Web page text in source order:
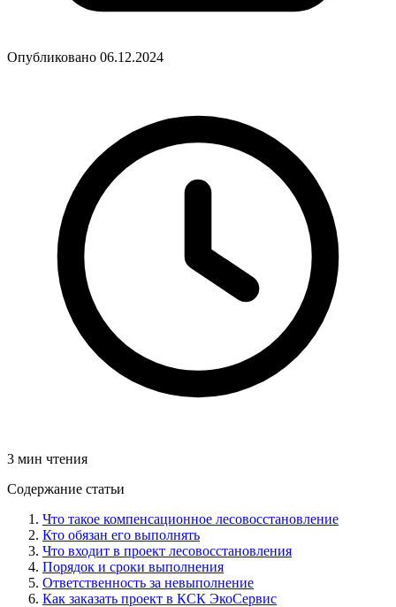
Опубликовано 06.12.2024
3 мин чтения
Содержание статьи
Что такое компенсационное лесовосстановление
Кто обязан его выполнять
Что входит в проект лесовосстановления
Порядок и сроки выполнения
Ответственность за невыполнение
Как заказать проект в КСК ЭкоСервис